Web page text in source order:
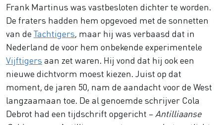
Frank Martinus was vastbesloten dichter te worden.
De fraters hadden hem opgevoed met de sonnetten
van de Tachtigers , maar hij was verbaasd dat in
Nederland de voor hem onbekende experimentele
Vijftigers aan zet waren. Hij vond dat hij ook een
nieuwe dichtvorm moest kiezen. Juist op dat
moment, de jaren 50, nam de aandacht voor de West
langzaamaan toe. De al genoemde schrijver Cola
Debrot had een tijdschrift opgericht – Antilliaanse